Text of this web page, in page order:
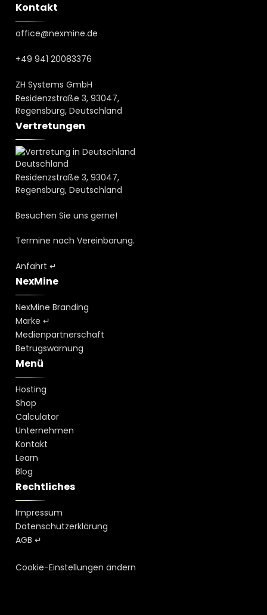
Kontakt
office@nexmine.de
+49 941 20083376
ZH Systems GmbH
Residenzstraße 3, 93047,
Regensburg, Deutschland
Vertretungen
Deutschland
Residenzstraße 3, 93047,
Regensburg, Deutschland
Besuchen Sie uns gerne!
Termine nach Vereinbarung.
Anfahrt ↵
NexMine
NexMine Branding
Marke ↵
Medienpartnerschaft
Betrugswarnung
Menü
Hosting
Shop
Calculator
Unternehmen
Kontakt
Learn
Blog
Rechtliches
Impressum
Datenschutzerklärung
AGB ↵
Cookie-Einstellungen ändern